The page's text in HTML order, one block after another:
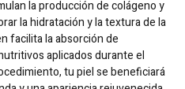
la producción de colágeno y
la hidratación y la textura de la
facilita la absorción de
aplicados durante el
tu piel se beneficiará